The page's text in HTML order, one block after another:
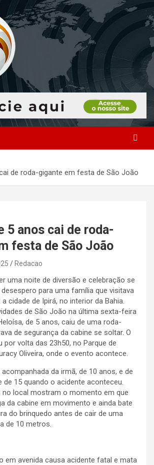
a notícias para você!
de roda-gigante em festa de São João
5 anos cai de roda-
festa de São João
Redacao
uma noite de diversão e celebração se
para uma família que visitava
cidade de Ipirá, no interior da Bahia.
de São João na última sexta-feira
de 5 anos, caiu de uma roda-
de segurança da cabine se soltar. O
por volta das 23h50, no Parque de
Oliveira, onde o evento acontece.
da irmã, de 10 anos, e de
de 15 quando o acidente aconteceu.
no local mostram o momento em que
da cabine em movimento e ainda bate
do brinquedo antes de cair de uma
de 10 metros.
em avenida causa acidente fatal e mata